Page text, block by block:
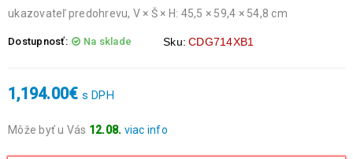
ukazovateľ predohrevu, V × Š × H: 45,5 × 59,4 × 54,8 cm
Dostupnosť: Na sklade Sku: CDG714XB1
1,194.00€ s DPH
Môže byť u Vás 12.08. viac info